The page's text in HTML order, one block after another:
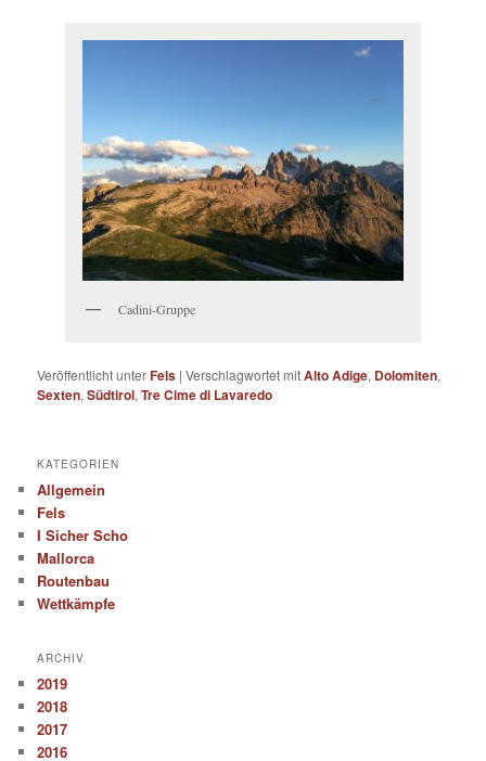
Cadini-Gruppe
Veröffentlicht unterFels |Verschlagwortet mitAlto Adige, Dolomiten,
Sexten,Südtirol,Tre Cime di Lavaredo
KATEGORIEN
Allgemein
Fels
I Sicher Scho
Mallorca
Routenbau
Wettkämpfe
ARCHIV
2019
2018
2017
2016